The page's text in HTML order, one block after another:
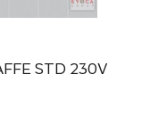
STD 230V